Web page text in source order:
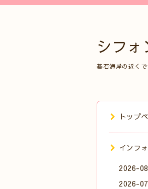
シフ
碁石海岸の近く
トップ
インフ
2026-08
2026-07